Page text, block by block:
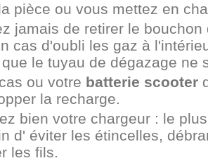
pièce ou vous mettez en
jamais de retirer le
cas d'oubli les gaz à
le tuyau de dégazage ne
ou votre batterie scooter
la recharge.
bien votre chargeur : le
d' éviter les étincelles,
les fils.